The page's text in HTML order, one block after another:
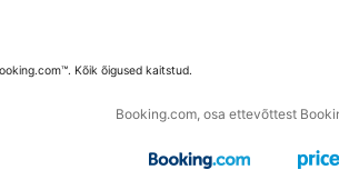
Kõik õigused kaitstud.
Booking.com, osa ettevõttest